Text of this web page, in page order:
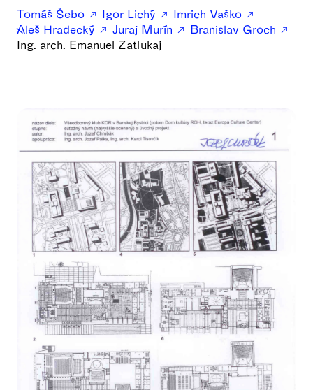
Tomáš Šebo Igor Lichý
Imrich Vaško
Aleš Hradecký
Juraj Murín
Branislav Groch
Ing. arch. Emanuel Zatlukaj